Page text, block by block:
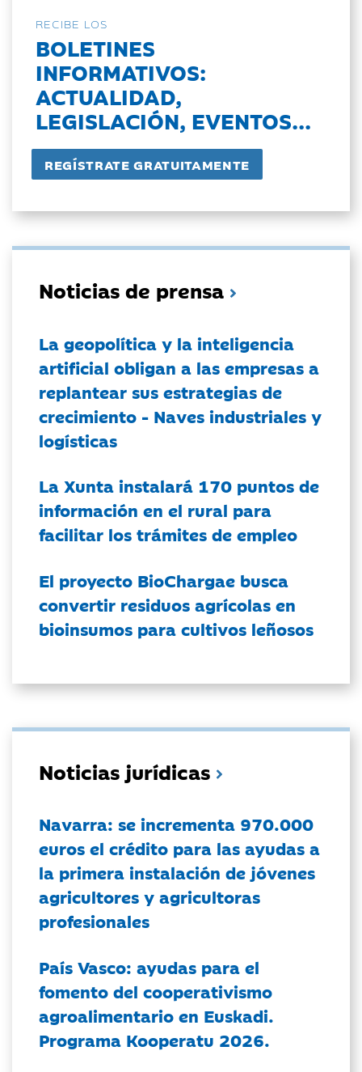
RECIBE LOS
BOLETINES
INFORMATIVOS:
ACTUALIDAD,
LEGISLACIÓN, EVENTOS...
Noticias de prensa
La geopolítica y la inteligencia
artificial obligan a las empresas a
replantear sus estrategias de
crecimiento - Naves industriales y
logísticas
La Xunta instalará 170 puntos de
información en el rural para
facilitar los trámites de empleo
El proyecto BioChargae busca
convertir residuos agrícolas en
bioinsumos para cultivos leñosos
Noticias jurídicas
Navarra: se incrementa 970.000
euros el crédito para las ayudas a
la primera instalación de jóvenes
agricultores y agricultoras
profesionales
País Vasco: ayudas para el
fomento del cooperativismo
agroalimentario en Euskadi.
Programa Kooperatu 2026.